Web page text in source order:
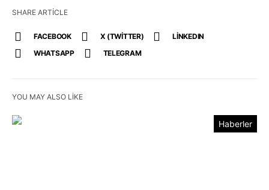
SHARE ARTICLE
FACEBOOK X (TWITTER)
LINKEDIN
WHATSAPP
TELEGRAM
YOU MAY ALSO LIKE
Haberler